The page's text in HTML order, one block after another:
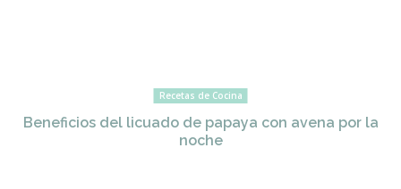
Recetas de Cocina
Beneficios del licuado de papaya con avena por la
noche